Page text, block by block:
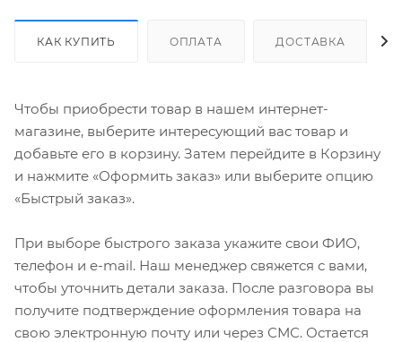
КАК КУПИТЬ ОПЛАТА ДОСТАВКА
Чтобы приобрести товар в нашем интернет-
магазине, выберите интересующий вас товар и
добавьте его в корзину. Затем перейдите в Корзину
и нажмите «Оформить заказ» или выберите опцию
«Быстрый заказ».
При выборе быстрого заказа укажите свои ФИО,
телефон и e-mail. Наш менеджер свяжется с вами,
чтобы уточнить детали заказа. После разговора вы
получите подтверждение оформления товара на
свою электронную почту или через СМС. Остается